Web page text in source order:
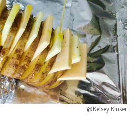
@Kelsey Kinser